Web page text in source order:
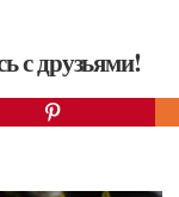
с друзьями!